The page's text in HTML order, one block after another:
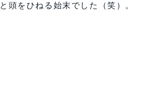
と頭をひねる始末でした（笑）。